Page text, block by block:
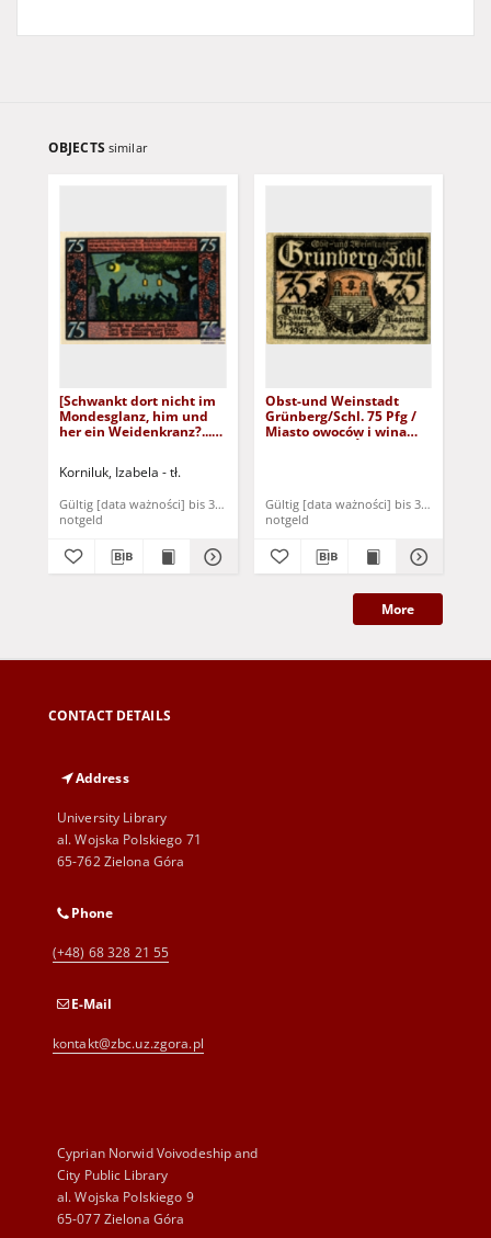
OBJECTS similar
[Schwankt dort nicht im
Mondesglanz, him und
her ein Weidenkranz?...] /
powrotem wieniec
Korniluk, Izabela - tł.
Gültig [data ważności] bis 31. Dezember 1921
notgeld
Obst-und Weinstadt
Grünberg/Schl. 75 Pfg /
Miasto owoców i wina
Gültig [data ważności] bis 31.
notgeld
More
CONTACT DETAILS
Address
University Library
al. Wojska Polskiego 71
65-762 Zielona Góra
Phone
(+48) 68 328 21 55
E-Mail
kontakt@zbc.uz.zgora.pl
Cyprian Norwid Voivodeship and
City Public Library
al. Wojska Polskiego 9
65-077 Zielona Góra